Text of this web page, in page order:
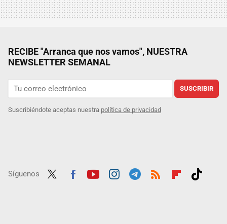
RECIBE "Arranca que nos vamos", NUESTRA
NEWSLETTER SEMANAL
SUSCRIBIR
Suscribiéndote aceptas nuestra política de privacidad
Síguenos